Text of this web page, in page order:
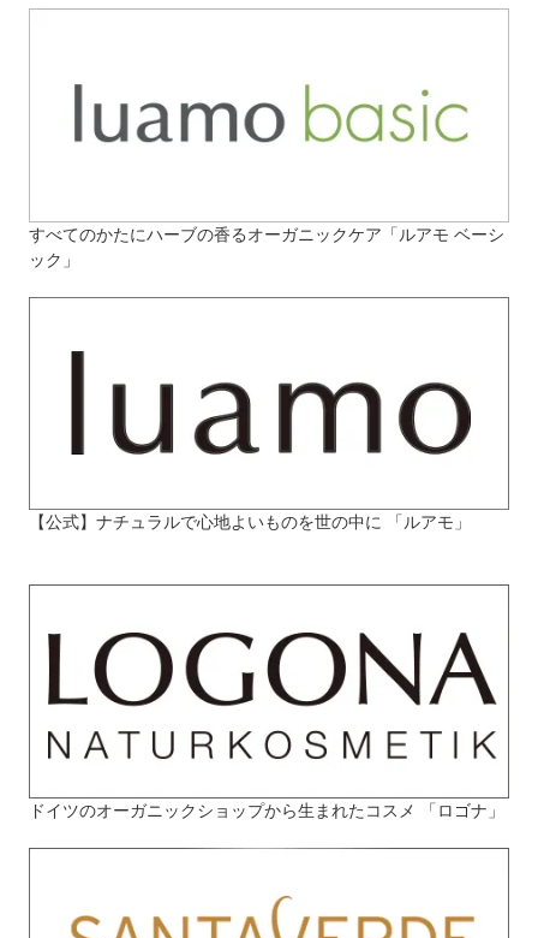
すべてのかたにハーブの香るオーガニックケア「ルアモ ベーシ
ック」
【公式】ナチュラルで心地よいものを世の中に 「ルアモ」
ドイツのオーガニックショップから生まれたコスメ 「ロゴナ」